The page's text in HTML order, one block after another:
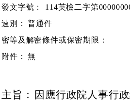
發文字號：
114英檢二字第
速別：
普通件
密等及解密條件或保密期限：
附件：
無
主旨：
因應行政院人事行